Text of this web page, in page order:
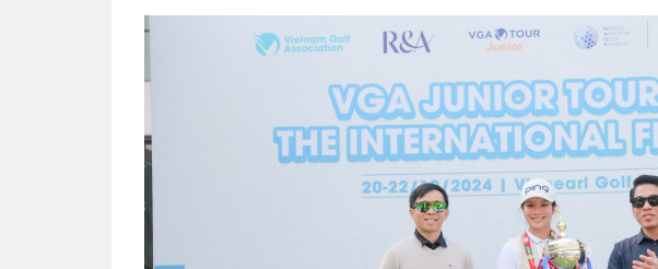
3)
22/12/2023 12:30 chiều
Giải Golf
26/10/2023 12:00 chiều
Giải Golf